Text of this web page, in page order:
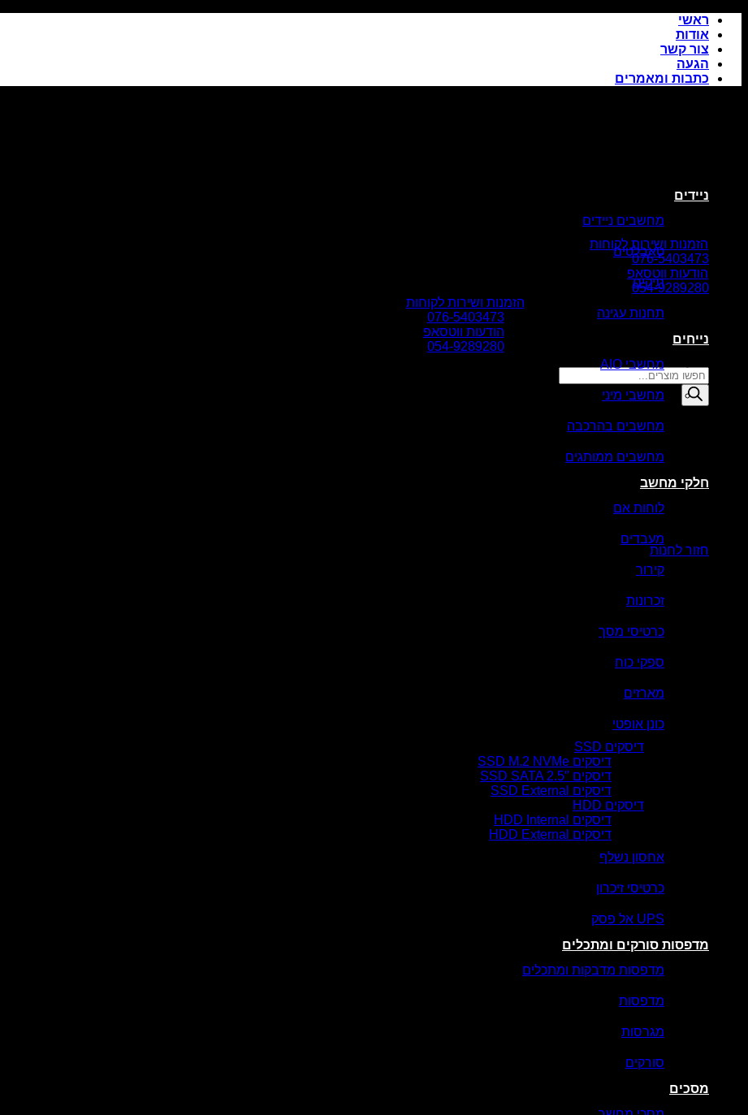
Skip
content
ראשי
אודות
צור קשר
הגעה
כתבות ומאמרים
הזמנות ושירות לקוחות
076-5403473
הודעות ווטסאפ
054-9289280
הזמנות ושירות לקוחות
076-5403473
הודעות ווטסאפ
054-9289280
Products
search
סל קניות
חזור לחנות
ניידים
מחשבים ניידים
טאבלטים
תיקים
תחנות עגינה
נייחים
מחשבי AIO
מחשבי מיני
מחשבים בהרכבה
מחשבים ממותגים
חלקי מחשב
לוחות אם
מעבדים
קירור
זכרונות
כרטיסי מסך
ספקי כוח
מארזים
כונן אופטי
דיסקים SSD
דיסקים SSD M.2 NVMe
דיסקים SSD SATA 2.5″
דיסקים SSD External
דיסקים HDD
דיסקים HDD Internal
דיסקים HDD External
אחסון נשלף
כרטיסי זיכרון
UPS אל פסק
מדפסות סורקים ומתכלים
מדפסות מדבקות ומתכלים
מדפסות
מגרסות
סורקים
מסכים